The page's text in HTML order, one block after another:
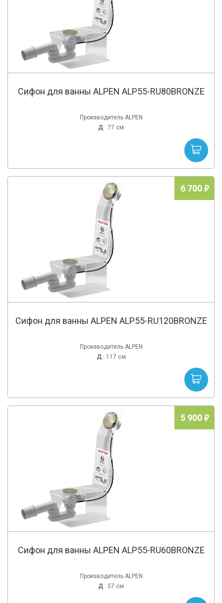
Сифон для ванны ALPEN ALP55-RU80BRONZE
Производитель ALPEN
Д : 77 см
6 700
Сифон для ванны ALPEN ALP55-RU120BRONZE
Производитель ALPEN
Д : 117 см
5 900
Сифон для ванны ALPEN ALP55-RU60BRONZE
Производитель ALPEN
Д : 57 см